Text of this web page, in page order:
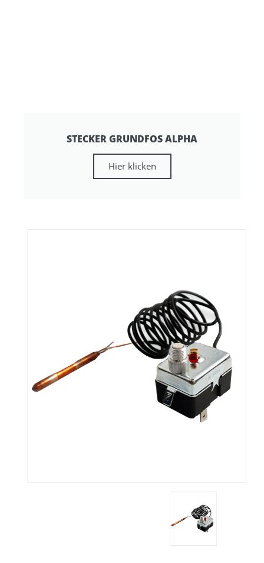
STECKER GRUNDFOS ALPHA
Hier klicken